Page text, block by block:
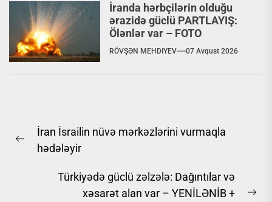
İranda hərbçilərin olduğu
ərazidə güclü PARTLAYIŞ:
Ölənlər var – FOTO
RÖVŞƏN MEHDIYEV 07 Avqust 2026
naviqasiyası
Previous
İran İsrailin nüvə mərkəzlərini vurmaqla
hədələyir
Türkiyədə güclü zəlzələ: Dağıntılar və
xəsarət alan var – YENİLƏNİB +